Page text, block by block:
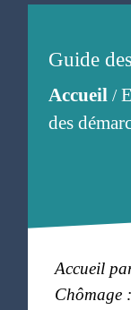
Guide
Accueil/
des
Accueil
Chômage